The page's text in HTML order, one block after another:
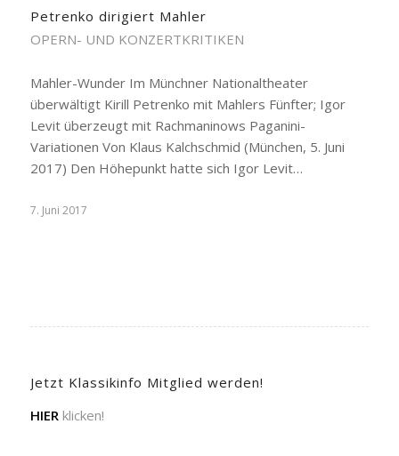
Petrenko dirigiert Mahler
OPERN- UND KONZERTKRITIKEN
Mahler-Wunder Im Münchner Nationaltheater
überwältigt Kirill Petrenko mit Mahlers Fünfter; Igor
Levit überzeugt mit Rachmaninows Paganini-
Variationen Von Klaus Kalchschmid (München, 5. Juni
2017) Den Höhepunkt hatte sich Igor Levit…
7. Juni 2017
Jetzt Klassikinfo Mitglied werden!
HIER klicken!